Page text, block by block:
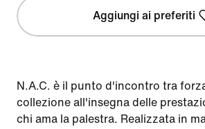
Aggiungi ai preferiti
N.A.C. è il punto d'incontro tra
collezione all'insegna delle
chi ama la palestra. Realizzata in